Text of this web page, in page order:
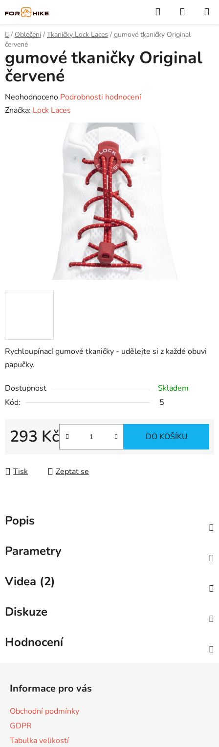
na
obsah
Hledat
KOŠÍK
Domů
/ Oblečení / Tkaničky Lock Laces / gumové tkaničky Original
červené
Rychloupínacígumové tkaničky - udělejte si z každé obuvi
papučky.
Dostupnost
Skladem
Kód:
5
293 Kč DO KOŠÍKU
Tisk Zeptat se
gumové tkaničky Original
červené
Průměrné
hodnocení
Neohodnoceno Podrobnosti hodnocení
Značka: Lock Laces
Popis
Parametry
Videa (2)
Diskuze
Hodnocení
Informace pro vás
Obchodní podmínky
GDPR
Tabulka velikostí